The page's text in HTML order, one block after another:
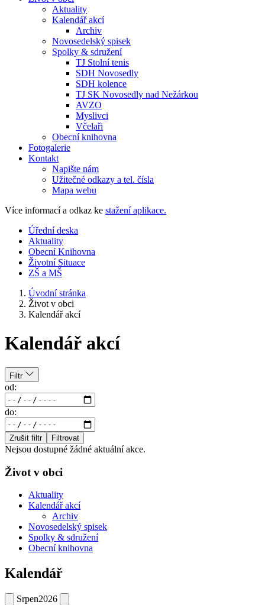
Aktuality
Kalendář akcí
Archiv
Novosedelský spisek
Spolky & sdružení
TJ Stolní tenis
SDH Novosedly
SDH kolence
TJ SK Novosedly nad Nežárkou
AVZO
Myslivci
Včelaři
Obecní knihovna
Fotogalerie
Kontakt
Napište nám
Užitečné odkazy a tel. čísla
Mapa webu
Více informací a odkaz ke stažení aplikace.
Úřední deska
Aktuality
Obecní Knihovna
Životní Situace
ZŠ a MŠ
Úvodní stránka
Život v obci
Kalendář akcí
Kalendář akcí
Filtr
od:
do:
Zrušit filtr Filtrovat
Nejsou dostupné žádné aktuální akce.
Život v obci
Aktuality
Kalendář akcí
Archiv
Novosedelský spisek
Spolky & sdružení
Obecní knihovna
Kalendář
Srpen2026